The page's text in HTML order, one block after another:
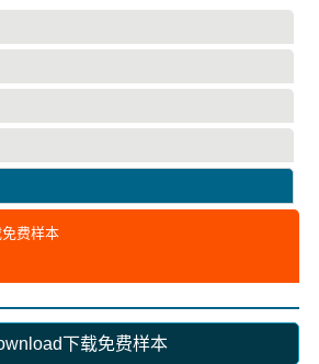
费样本
下载免费样本